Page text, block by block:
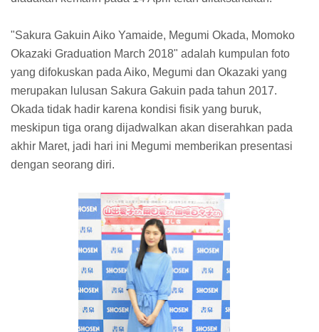
"Sakura Gakuin Aiko Yamaide, Megumi Okada, Momoko
Okazaki Graduation March 2018" adalah kumpulan foto
yang difokuskan pada Aiko, Megumi dan Okazaki yang
merupakan lulusan Sakura Gakuin pada tahun 2017.
Okada tidak hadir karena kondisi fisik yang buruk,
meskipun tiga orang dijadwalkan akan diserahkan pada
akhir Maret, jadi hari ini Megumi memberikan presentasi
dengan seorang diri.